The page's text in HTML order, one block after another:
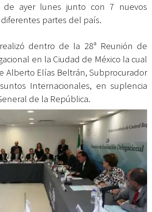
ayer lunes junto con 7 nuevos
partes del país.
dentro de la 28ª Reunión de
en la Ciudad de México la cual
Alberto Elías Beltrán, Subprocurador
Internacionales, en suplencia
de la República.